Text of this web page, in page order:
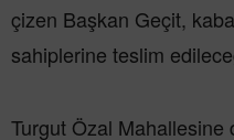
çizen Başkan Geçit,
sahiplerine teslim
Turgut Özal